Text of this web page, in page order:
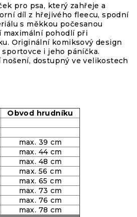
pro psa, který zahřeje a
díl z hřejivého fleecu, spodní
s měkkou počesanou
pohodlí při
Originální komiksový design
i jeho páníčka.
dostupný ve velikostech
Obvod hrudníku
max. 39 cm
max. 44 cm
max. 48 cm
max. 56 cm
max. 65 cm
max. 73 cm
max. 76 cm
max. 78 cm